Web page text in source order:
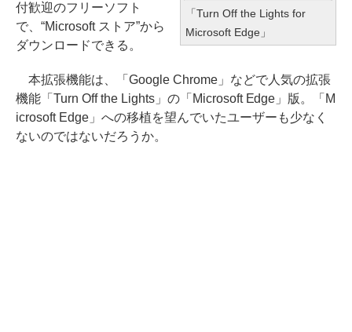
「Turn Off the Lights for
Microsoft Edge」
付歓迎のフリーソフト
で、“Microsoft ストア”から
ダウンロードできる。
本拡張機能は、「Google Chrome」などで人気の拡張
機能「Turn Off the Lights」の「Microsoft Edge」版。「M
icrosoft Edge」への移植を望んでいたユーザーも少なく
ないのではないだろうか。